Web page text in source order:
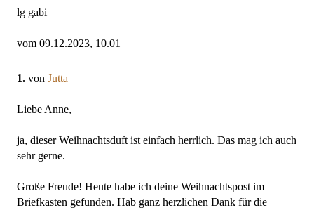
lg gabi
vom 09.12.2023, 10.01
1. von Jutta
Liebe Anne,
ja, dieser Weihnachtsduft ist einfach herrlich. Das mag ich auch
sehr gerne.
Große Freude! Heute habe ich deine Weihnachtspost im
Briefkasten gefunden. Hab ganz herzlichen Dank für die